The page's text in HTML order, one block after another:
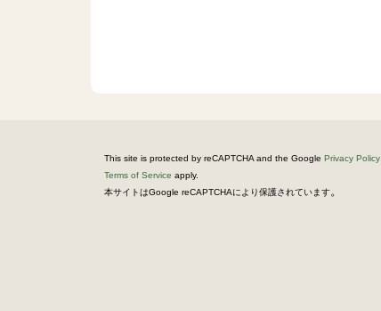
This site is protected by reCAPTCHA and the Google Privacy Policy
Terms of Service apply.
本サイトはGoogle reCAPTCHAにより保護されています。